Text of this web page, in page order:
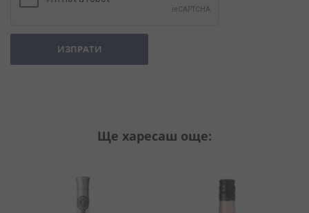
ИЗПРАТИ
Ще харесаш още: